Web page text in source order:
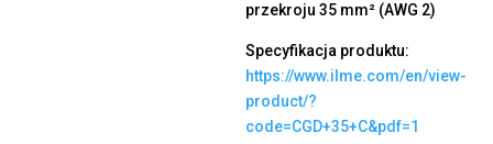
przekroju 35 mm² (AWG 2)
Specyfikacja produktu:
https://www.ilme.com/en/view-
product/?
code=CGD+35+C&pdf=1